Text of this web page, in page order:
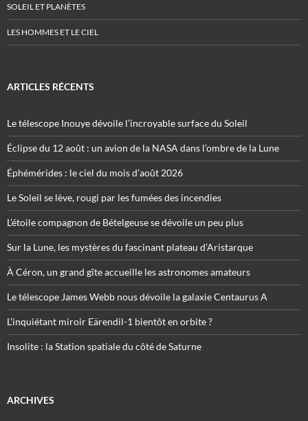
SOLEIL ET PLANÈTES
LES HOMMES ET LE CIEL
ARTICLES RÉCENTS
Le télescope Inouye dévoile l’incroyable surface du Soleil
Éclipse du 12 août : un avion de la NASA dans l’ombre de la Lune
Éphémérides : le ciel du mois d’août 2026
Le Soleil se lève, rougi par les fumées des incendies
L’étoile compagnon de Bételgeuse se dévoile un peu plus
Sur la Lune, les mystères du fascinant plateau d’Aristarque
À Céron, un grand gîte accueille les astronomes amateurs
Le télescope James Webb nous dévoile la galaxie Centaurus A
L’inquiétant miroir Eärendil-1 bientôt en orbite ?
Insolite : la Station spatiale du côté de Saturne
ARCHIVES